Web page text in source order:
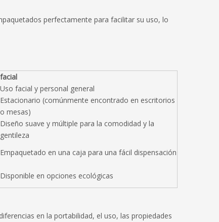
perfectamente para facilitar su uso, lo
facial
Uso facial y personal general
Estacionario (comúnmente encontrado en escritorios
o mesas)
Diseño suave y múltiple para la comodidad y la
gentileza
Empaquetado en una caja para una fácil dispensación
Disponible en opciones ecológicas
en la portabilidad, el uso, las propiedades